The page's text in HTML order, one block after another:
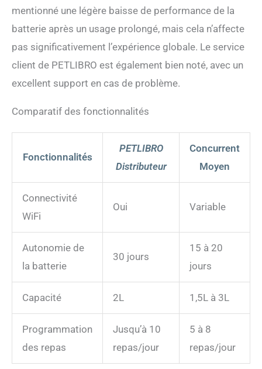
mentionné une légère baisse de performance de la
batterie après un usage prolongé, mais cela n’affecte
pas significativement l’expérience globale. Le service
client de PETLIBRO est également bien noté, avec un
excellent support en cas de problème.
Comparatif des fonctionnalités
Fonctionnalités
PETLIBRO
Distributeur
Concurrent
Moyen
Connectivité
WiFi
Oui Variable
Autonomie de
la batterie
30 jours
15 à 20
jours
Capacité 2L 1,5L à 3L
Programmation
des repas
Jusqu’à 10
repas/jour
5 à 8
repas/jour